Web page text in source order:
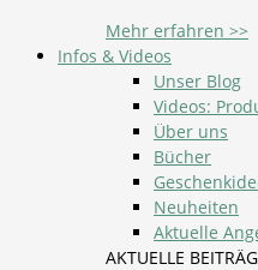
Mehr erfahren >>
Infos & Videos
Unser Blog
Videos:
Über uns
Bücher
Neuheiten
Aktuelle
AKTUELLE